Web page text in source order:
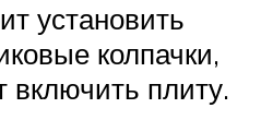
установить
колпачки,
включить плиту.